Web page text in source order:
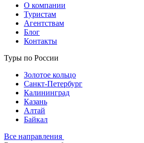
О компании
Туристам
Агентствам
Блог
Контакты
Туры по России
Золотое кольцо
Санкт-Петербург
Калининград
Казань
Алтай
Байкал
Все направления